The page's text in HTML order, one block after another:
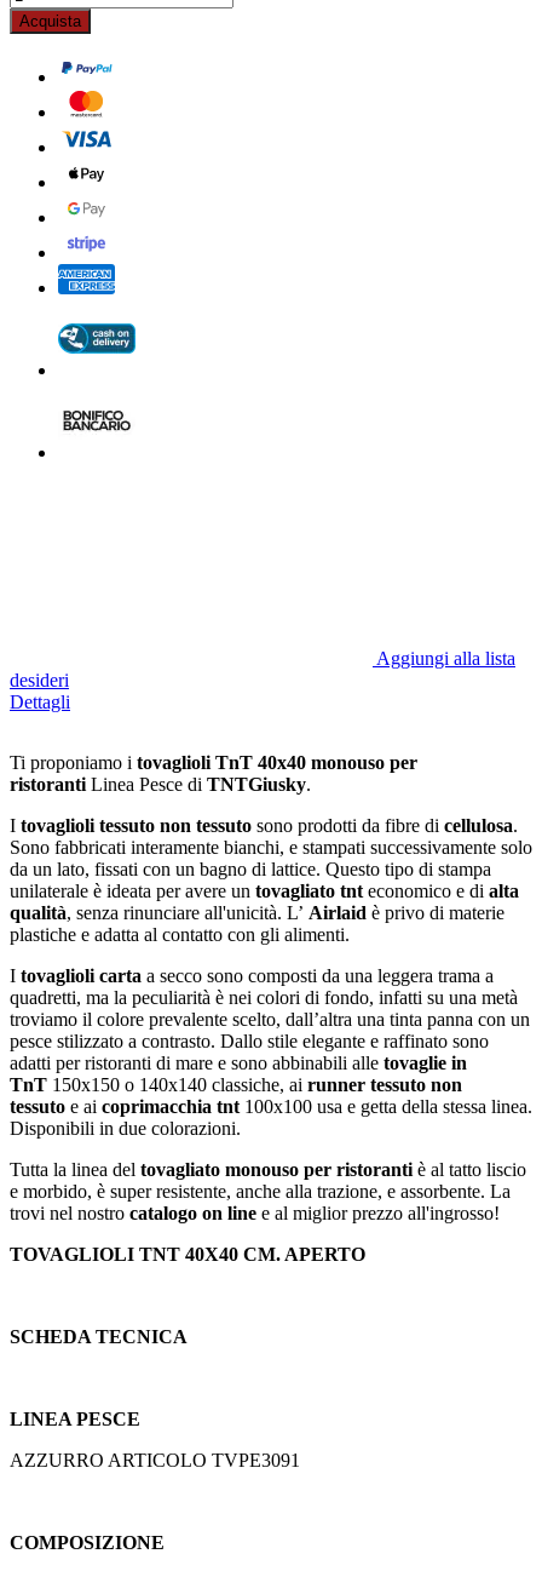
Acquista
Aggiungi alla lista
desideri
Dettagli
Ti proponiamo i tovaglioli TnT 40x40 monouso per
ristoranti Linea Pesce di TNTGiusky.
I tovaglioli tessuto non tessuto sono prodotti da fibre di cellulosa.
Sono fabbricati interamente bianchi, e stampati successivamente solo
da un lato, fissati con un bagno di lattice. Questo tipo di stampa
unilaterale è ideata per avere un tovagliato tnt economico e di alta
qualità, senza rinunciare all'unicità. L’ Airlaid è privo di materie
plastiche e adatta al contatto con gli alimenti.
I tovaglioli carta a secco sono composti da una leggera trama a
quadretti, ma la peculiarità è nei colori di fondo, infatti su una metà
troviamo il colore prevalente scelto, dall’altra una tinta panna con un
pesce stilizzato a contrasto. Dallo stile elegante e raffinato sono
adatti per ristoranti di mare e sono abbinabili alle tovaglie in
TnT 150x150 o 140x140 classiche, ai runner tessuto non
tessuto e ai coprimacchia tnt 100x100 usa e getta della stessa linea.
Disponibili in due colorazioni.
Tutta la linea del tovagliato monouso per ristoranti è al tatto liscio
e morbido, è super resistente, anche alla trazione, e assorbente. La
trovi nel nostro catalogo on line e al miglior prezzo all'ingrosso!
TOVAGLIOLI TNT 40X40 CM. APERTO
SCHEDA TECNICA
LINEA PESCE
AZZURRO ARTICOLO TVPE3091
COMPOSIZIONE